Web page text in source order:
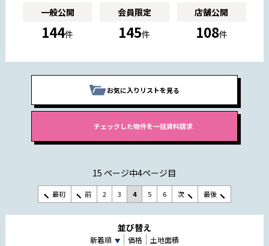
一般公開
144件
会員限定
145件
店舗公開
108件
お気に入りリストを見る
15 ページ中4ページ目
最初 前 2 3 4 5 6 次 最後
並び替え
新着順 価格 土地面積